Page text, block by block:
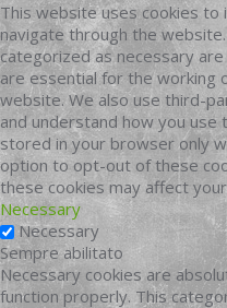
This website uses cookies
navigate through the
categorized as necessary
are essential for the working
website. We also use third-
and understand how you
stored in your browser only
option to opt-out of these
these cookies may affect
Necessary
Necessary
Sempre abilitato
Necessary cookies are
function properly. This